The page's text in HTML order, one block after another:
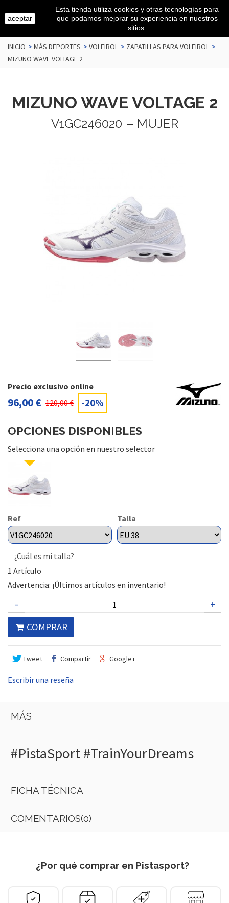
INICIO > MÁS DEPORTES > VOLEIBOL > ZAPATILLAS PARA VOLEIBOL >
MIZUNO WAVE VOLTAGE 2
MIZUNO WAVE VOLTAGE 2
V1GC246020 – MUJER
Precio exclusivo online
96,00 € 120,00 € -20%
OPCIONES DISPONIBLES
Selecciona una opción en nuestro selector
Ref Talla
¿Cuál es mi talla?
1 Artículo
Advertencia: ¡Últimos artículos en inventario!
- +
COMPRAR
Tweet Compartir Google+
Escribir una reseña
MÁS
#PistaSport #TrainYourDreams
FICHA TÉCNICA
COMENTARIOS(0)
¿Por qué comprar en Pistasport?
aceptar
Esta tienda utiliza cookies y otras tecnologías para
que podamos mejorar su experiencia en nuestros
sitios.